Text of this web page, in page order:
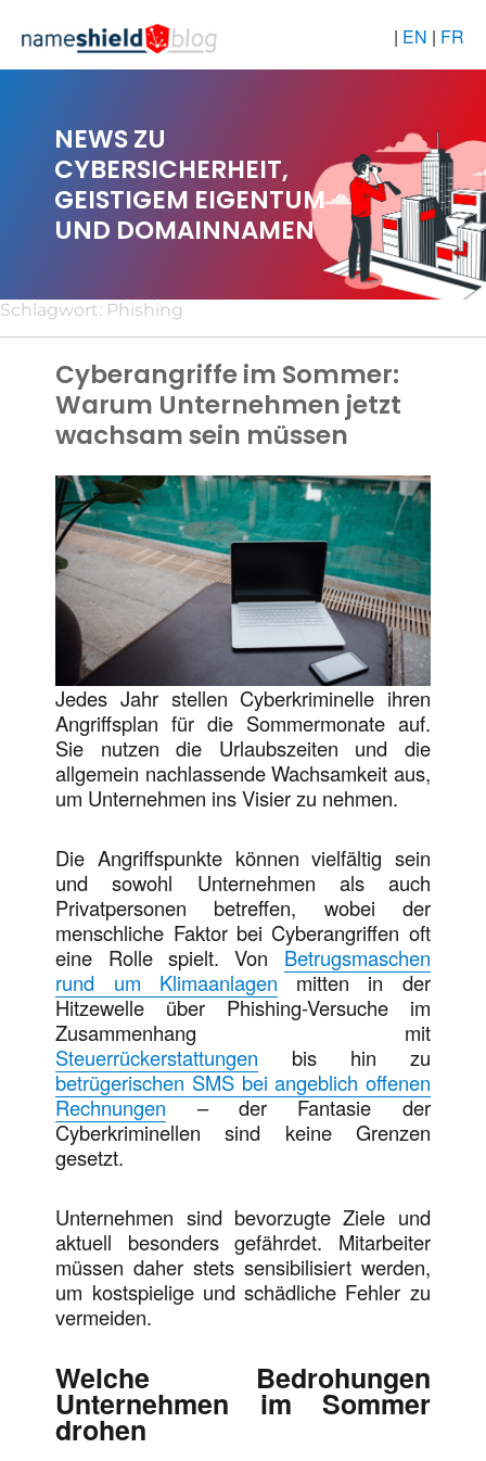
| EN | FR
NEWS ZU
CYBERSICHERHEIT,
GEISTIGEM EIGENTUM
UND DOMAINNAMEN
Schlagwort: Phishing
Cyberangriffe im Sommer:
Warum Unternehmen jetzt
wachsam sein müssen
Jedes Jahr stellen Cyberkriminelle ihren
Angriffsplan für die Sommermonate auf.
Sie nutzen die Urlaubszeiten und die
allgemein nachlassende Wachsamkeit aus,
um Unternehmen ins Visier zu nehmen.
Die Angriffspunkte können vielfältig sein
und sowohl Unternehmen als auch
Privatpersonen betreffen, wobei der
menschliche Faktor bei Cyberangriffen oft
eine Rolle spielt. Von Betrugsmaschen
rund um Klimaanlagen mitten in der
Hitzewelle über Phishing-Versuche im
Zusammenhang mit
Steuerrückerstattungen bis hin zu
betrügerischen SMS bei angeblich offenen
Rechnungen– der Fantasie der
Cyberkriminellen sind keine Grenzen
gesetzt.
Unternehmen sind bevorzugte Ziele und
aktuell besonders gefährdet. Mitarbeiter
müssen daher stets sensibilisiert werden,
um kostspielige und schädliche Fehler zu
vermeiden.
Welche Bedrohungen
Unternehmen im Sommer
drohen